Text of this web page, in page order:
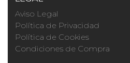
Aviso Legal
Política de Privacidad
Política de Cookies
Condiciones de Compra